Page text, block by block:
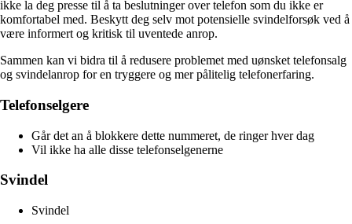
ikke la deg presse til å ta beslutninger over telefon som du ikke er
komfortabel med. Beskytt deg selv mot potensielle svindelforsøk ved å
være informert og kritisk til uventede anrop.
Sammen kan vi bidra til å redusere problemet med uønsket telefonsalg
og svindelanrop for en tryggere og mer pålitelig telefonerfaring.
Telefonselgere
Går det an å blokkere dette nummeret, de ringer hver dag
Vil ikke ha alle disse telefonselgenerne
Svindel
Svindel